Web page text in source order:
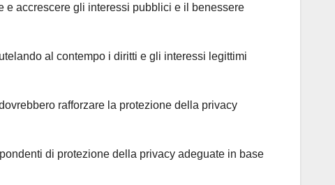
e accrescere gli interessi pubblici e il benessere
al contempo i diritti e gli interessi legittimi
rafforzare la protezione della privacy
di protezione della privacy adeguate in base